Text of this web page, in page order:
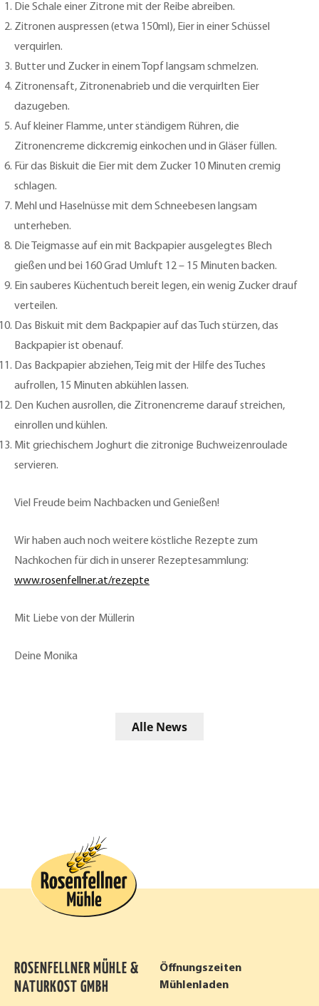
Die Schale einer Zitrone mit der Reibe abreiben.
Zitronen auspressen (etwa 150ml), Eier in einer Schüssel
verquirlen.
Butter und Zucker in einem Topf langsam schmelzen.
Zitronensaft, Zitronenabrieb und die verquirlten Eier
dazugeben.
Auf kleiner Flamme, unter ständigem Rühren, die
Zitronencreme dickcremig einkochen und in Gläser füllen.
Für das Biskuit die Eier mit dem Zucker 10 Minuten cremig
schlagen.
Mehl und Haselnüsse mit dem Schneebesen langsam
unterheben.
Die Teigmasse auf ein mit Backpapier ausgelegtes Blech
gießen und bei 160 Grad Umluft 12 – 15 Minuten backen.
Ein sauberes Küchentuch bereit legen, ein wenig Zucker drauf
verteilen.
Das Biskuit mit dem Backpapier auf das Tuch stürzen, das
Backpapier ist obenauf.
Das Backpapier abziehen, Teig mit der Hilfe des Tuches
aufrollen, 15 Minuten abkühlen lassen.
Den Kuchen ausrollen, die Zitronencreme darauf streichen,
einrollen und kühlen.
Mit griechischem Joghurt die zitronige Buchweizenroulade
servieren.
Viel Freude beim Nachbacken und Genießen!
Wir haben auch noch weitere köstliche Rezepte zum
Nachkochen für dich in unserer Rezeptesammlung:
www.rosenfellner.at/rezepte
Mit Liebe von der Müllerin
Deine Monika
Alle News
ROSENFELLNER MÜHLE &
NATURKOST GMBH
Öffnungszeiten
Mühlenladen